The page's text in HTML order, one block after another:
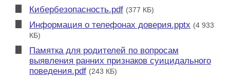
Кибербезопасность.pdf (377 КБ)
Информация о телефонах доверия.pptx (4 933
КБ)
Памятка для родителей по вопросам
выявления ранних признаков суицидального
поведения.pdf (243 КБ)